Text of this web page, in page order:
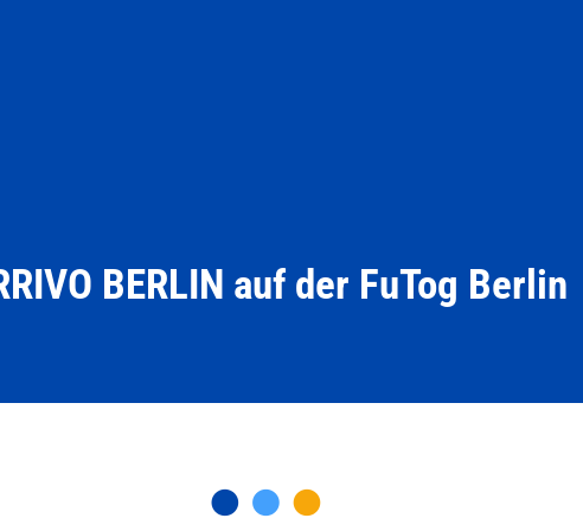
BERLIN auf der FuTog Berlin